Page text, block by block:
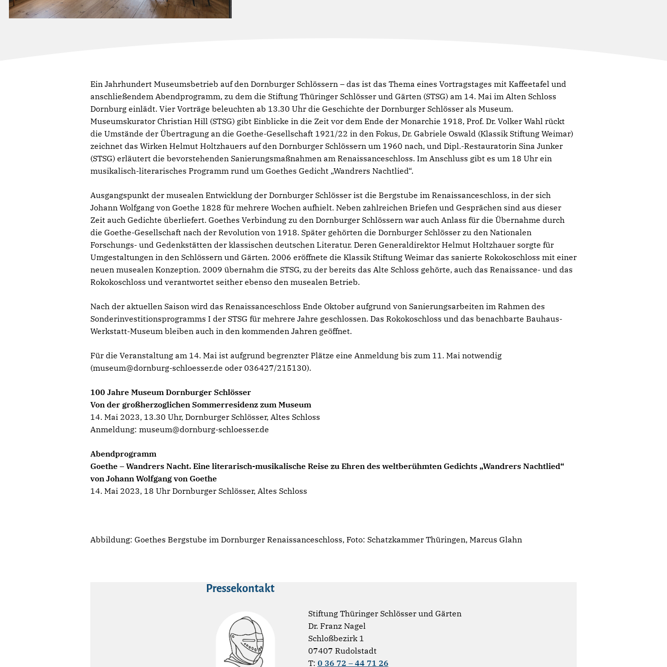
Ein Jahrhundert Museumsbetrieb auf den Dornburger Schlössern – das ist das Thema eines Vortragstages mit Kaffeetafel und
anschließendem Abendprogramm, zu dem die Stiftung Thüringer Schlösser und Gärten (STSG) am 14. Mai im Alten Schloss
Dornburg einlädt. Vier Vorträge beleuchten ab 13.30 Uhr die Geschichte der Dornburger Schlösser als Museum.
Museumskurator Christian Hill (STSG) gibt Einblicke in die Zeit vor dem Ende der Monarchie 1918, Prof. Dr. Volker Wahl rückt
die Umstände der Übertragung an die Goethe-Gesellschaft 1921/22 in den Fokus, Dr. Gabriele Oswald (Klassik Stiftung Weimar)
zeichnet das Wirken Helmut Holtzhauers auf den Dornburger Schlössern um 1960 nach, und Dipl.-Restauratorin Sina Junker
(STSG) erläutert die bevorstehenden Sanierungsmaßnahmen am Renaissanceschloss. Im Anschluss gibt es um 18 Uhr ein
musikalisch-literarisches Programm rund um Goethes Gedicht „Wandrers Nachtlied“.
Ausgangspunkt der musealen Entwicklung der Dornburger Schlösser ist die Bergstube im Renaissanceschloss, in der sich
Johann Wolfgang von Goethe 1828 für mehrere Wochen aufhielt. Neben zahlreichen Briefen und Gesprächen sind aus dieser
Zeit auch Gedichte überliefert. Goethes Verbindung zu den Dornburger Schlössern war auch Anlass für die Übernahme durch
die Goethe-Gesellschaft nach der Revolution von 1918. Später gehörten die Dornburger Schlösser zu den Nationalen
Forschungs- und Gedenkstätten der klassischen deutschen Literatur. Deren Generaldirektor Helmut Holtzhauer sorgte für
Umgestaltungen in den Schlössern und Gärten. 2006 eröffnete die Klassik Stiftung Weimar das sanierte Rokokoschloss mit einer
neuen musealen Konzeption. 2009 übernahm die STSG, zu der bereits das Alte Schloss gehörte, auch das Renaissance- und das
Rokokoschloss und verantwortet seither ebenso den musealen Betrieb.
Nach der aktuellen Saison wird das Renaissanceschloss Ende Oktober aufgrund von Sanierungsarbeiten im Rahmen des
Sonderinvestitionsprogramms I der STSG für mehrere Jahre geschlossen. Das Rokokoschloss und das benachbarte Bauhaus-
Werkstatt-Museum bleiben auch in den kommenden Jahren geöffnet.
Für die Veranstaltung am 14. Mai ist aufgrund begrenzter Plätze eine Anmeldung bis zum 11. Mai notwendig
(museum@dornburg-schloesser.de oder 036427/215130).
100 Jahre Museum Dornburger Schlösser
Von der großherzoglichen Sommerresidenz zum Museum
14. Mai 2023, 13.30 Uhr, Dornburger Schlösser, Altes Schloss
Anmeldung: museum@dornburg-schloesser.de
Abendprogramm
Goethe – Wandrers Nacht. Eine literarisch-musikalische Reise zu Ehren des weltberühmten Gedichts „Wandrers Nachtlied“
von Johann Wolfgang von Goethe
14. Mai 2023, 18 Uhr Dornburger Schlösser, Altes Schloss
Abbildung: Goethes Bergstube im Dornburger Renaissanceschloss, Foto: Schatzkammer Thüringen, Marcus Glahn
Pressekontakt
Stiftung Thüringer Schlösser und Gärten
Dr. Franz Nagel
Schloßbezirk 1
07407 Rudolstadt
T: 0 36 72 – 44 71 26